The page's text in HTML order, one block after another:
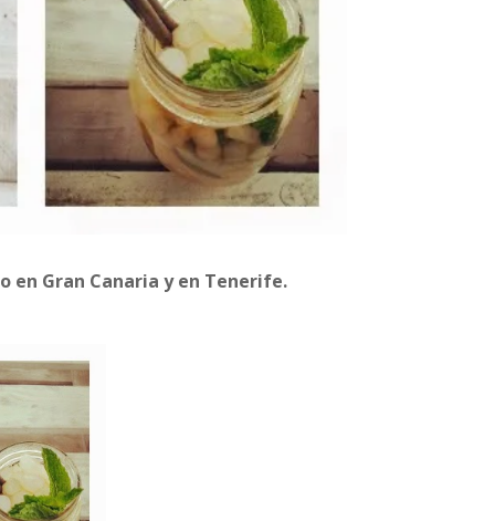
en Gran Canaria y en Tenerife.